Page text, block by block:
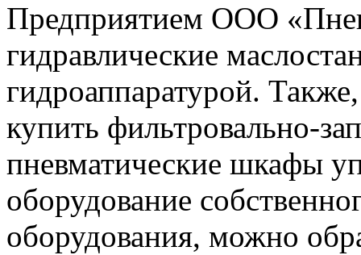
Предприятием ООО
гидравлические
гидроаппаратурой.
купить фильтровально-
пневматические шкафы
оборудование
оборудования, можно